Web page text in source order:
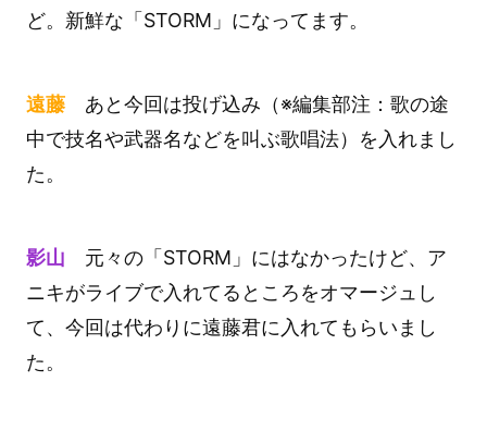
ど。新鮮な「STORM」になってます。
遠藤あと今回は投げ込み（※編集部注：歌の途
中で技名や武器名などを叫ぶ歌唱法）を入れまし
た。
影山 元々の「STORM」にはなかったけど、ア
ニキがライブで入れてるところをオマージュし
て、今回は代わりに遠藤君に入れてもらいまし
た。